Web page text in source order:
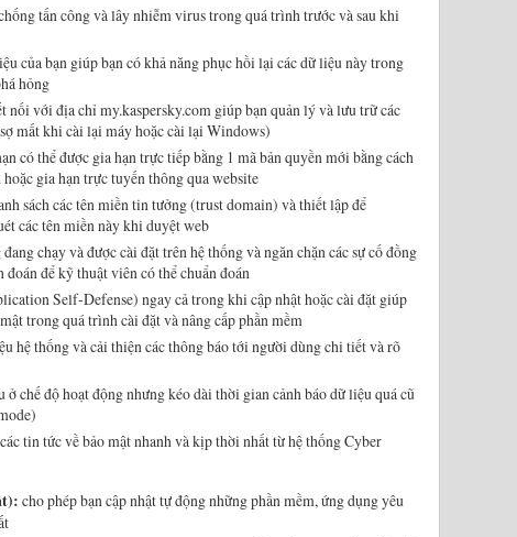
tấn công và lây nhiễm virus trong quá trình trước và sau khi
của bạn giúp bạn có khả năng phục hồi lại các dữ liệu này trong
hỏng
nối với địa chỉ my.kaspersky.com giúp bạn quản lý và lưu trữ các
mất khi cài lại máy hoặc cài lại Windows)
có thể được gia hạn trực tiếp bằng 1 mã bản quyền mới bằng cách
gia hạn trực tuyến thông qua website
sách các tên miền tin tưởng (trust domain) và thiết lập để
các tên miền này khi duyệt web
chạy và được cài đặt trên hệ thống và ngăn chặn các sự cố đồng
để kỹ thuật viên có thể chuẩn đoán
Self-Defense) ngay cả trong khi cập nhật hoặc cài đặt giúp
trong quá trình cài đặt và nâng cấp phần mềm
hệ thống và cải thiện các thông báo tới người dùng chi tiết và rõ
ở chế độ hoạt động nhưng kéo dài thời gian cảnh báo dữ liệu quá cũ
tin tức về bảo mật nhanh và kịp thời nhất từ hệ thống Cyber
cho phép bạn cập nhật tự động những phần mềm, ứng dụng yêu